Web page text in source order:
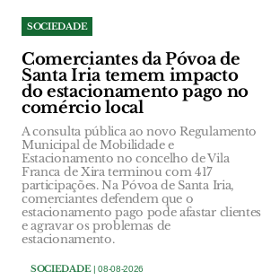
SOCIEDADE
Comerciantes da Póvoa de
Santa Iria temem impacto
do estacionamento pago no
comércio local
A consulta pública ao novo Regulamento
Municipal de Mobilidade e
Estacionamento no concelho de Vila
Franca de Xira terminou com 417
participações. Na Póvoa de Santa Iria,
comerciantes defendem que o
estacionamento pago pode afastar clientes
e agravar os problemas de
estacionamento.
SOCIEDADE| 08-08-2026